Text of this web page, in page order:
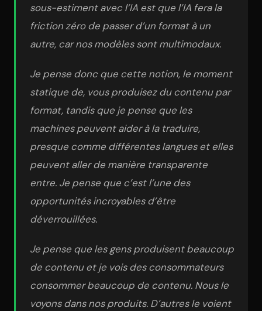
sous-estiment avec l’IA est que l’IA fera la
friction zéro de passer d’un format à un
autre, car nos modèles sont multimodaux.
Je pense donc que cette notion, le moment
statique de, vous produisez du contenu par
format, tandis que je pense que les
machines peuvent aider à la traduire,
presque comme différentes langues et elles
peuvent aller de manière transparente
entre. Je pense que c’est l’une des
opportunités incroyables d’être
déverrouillées.
Je pense que les gens produisent beaucoup
de contenu et je vois des consommateurs
consommer beaucoup de contenu. Nous le
voyons dans nos produits. D’autres le voient